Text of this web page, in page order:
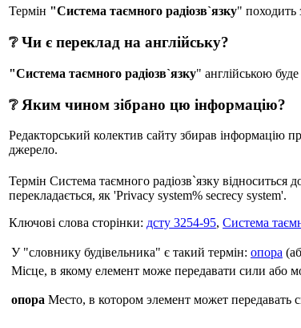
Термін "Система таємного радіозв`язку"
❔ Чи є переклад на англійську?
"Система таємного радіозв`язку" англійською
❔ Яким чином зібрано цю інформацію?
Редакторський колектив сайту збирав інформацію
джерело.
Термін Система таємного радіозв`язку відноситься
перекладається, як 'Privacy system% secrecy system'.
Ключові слова сторінки: дсту 3254-95, Система
У "словнику будівельника" є такий термін: опора
Місце, в якому елемент може передавати сили або
опора Место, в котором элемент может передавать